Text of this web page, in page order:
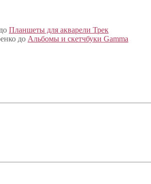
до Планшеты для акварели Трек
до Альбомы и скетчбуки Gamma